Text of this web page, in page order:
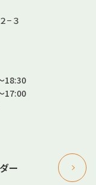
−３
18:30
17:00
ー